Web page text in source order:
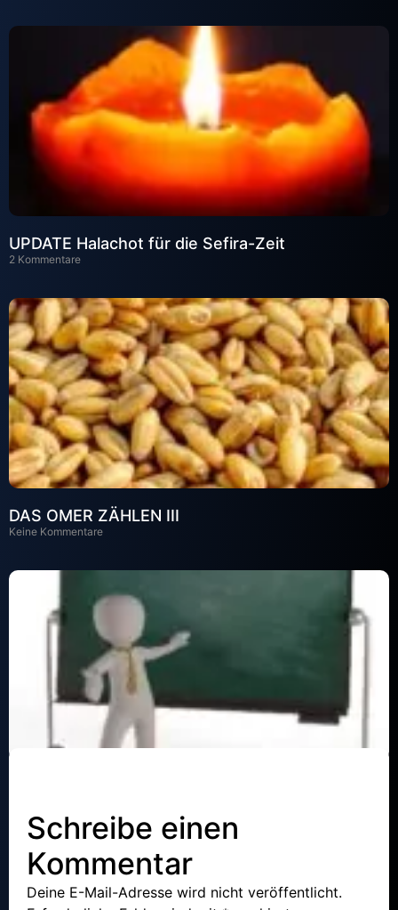
UPDATE Halachot für die Sefira-Zeit
2 Kommentare
DAS OMER ZÄHLEN III
Keine Kommentare
DAS OMER ZÄHLEN III
Keine Kommentare
Schreibe einen
Kommentar
Deine E-Mail-Adresse wird nicht veröffentlicht.